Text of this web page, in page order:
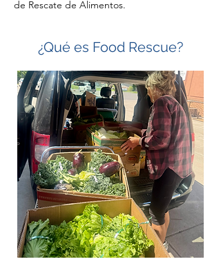
de Rescate de Alimentos.
¿Qué es Food Rescue?